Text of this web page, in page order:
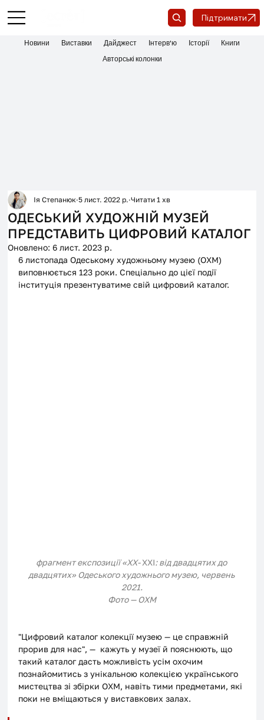
Підтримати
ОДЕСЬКИЙ ХУДОЖНІЙ МУЗЕЙ
ПРЕДСТАВИТЬ ЦИФРОВИЙ КАТАЛОГ
Ія Степанюк 5 лист. 2022 р. Читати 1 хв
Оновлено:6 лист. 2023 р.
6 листопада Одеському художньому музею (ОХМ)
виповнюється 123 роки. Спеціально до цієї події
інституція презентуватиме свій цифровий каталог.
фрагмент експозиції «ХХ- XXI: від двадцятих до
двадцятих» Одеського художнього музею, червень
2021.
Фото — ОХМ
"Цифровий каталог колекції музею — це справжній
прорив для нас", —  кажуть у музеї й пояснюють, що
такий каталог дасть можливість усім охочим
познайомитись з унікальною колекцією українського
мистецтва зі збірки ОХМ, навіть тими предметами, які
поки не вміщаються у виставкових залах.
Новини Виставки Дайджест Інтерв'ю Історії
Книги
Авторські колонки